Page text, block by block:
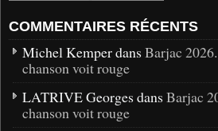
COMMENTAIRES RÉCENTS
Michel Kemper dans Barjac
chanson voit rouge
LATRIVE Georges dans Barjac
chanson voit rouge